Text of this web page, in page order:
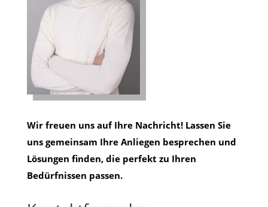
Wir freuen uns auf Ihre Nachricht! Lassen Sie
uns gemeinsam Ihre Anliegen besprechen und
Lösungen finden, die perfekt zu Ihren
Bedürfnissen passen.